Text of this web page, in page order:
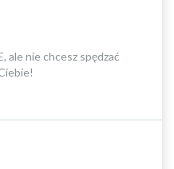
ale nie chcesz spędzać